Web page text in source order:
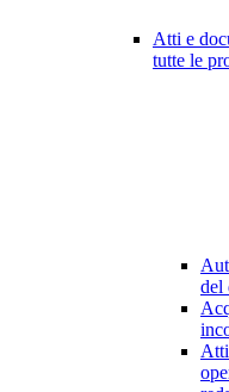
Atti e
tutte le
del